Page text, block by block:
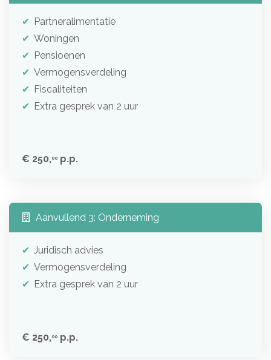
Partneralimentatie
Woningen
Pensioenen
Vermogensverdeling
Fiscaliteiten
Extra gesprek van 2 uur
€ 250,00 p.p.
Aanvullend 3: Onderneming
Juridisch advies
Vermogensverdeling
Extra gesprek van 2 uur
€ 250,00 p.p.